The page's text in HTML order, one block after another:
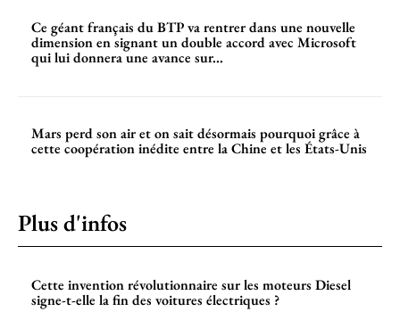
Ce géant français du BTP va rentrer dans une nouvelle
dimension en signant un double accord avec Microsoft
qui lui donnera une avance sur...
Mars perd son air et on sait désormais pourquoi grâce à
cette coopération inédite entre la Chine et les États-Unis
Plus d'infos
Cette invention révolutionnaire sur les moteurs Diesel
signe-t-elle la fin des voitures électriques ?